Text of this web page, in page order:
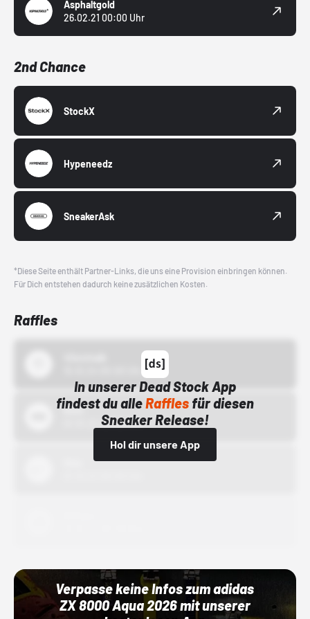
Asphaltgold
26.02.21 00:00 Uhr
2nd Chance
StockX
Hypeneedz
SneakerAsk
*Diese Seite enthält Partner-Links, die uns eine Provision einbringen können.
Für Dich entstehen dadurch keine zusätzlichen Kosten.
Raffles
In unserer Dead Stock App
findest du alleRafflesfür diesen
Sneaker Release!
Hol dir unsere App
Bstn
01.10.22 00:00 Uhr
Verpasse keine Infos zum adidas
ZX 8000 Aqua 2026 mit unserer